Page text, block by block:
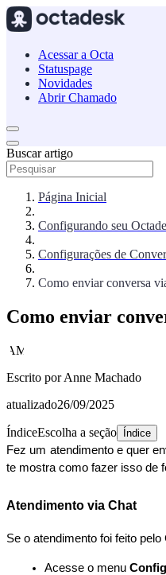
Acessar a Octa
Statuspage
Novidades
Abrir Chamado
Buscar artigo
Página Inicial
Configurando seu
Configurações de
Como enviar conversa
Como enviar
AM
Escrito porAnne Machado
atualizado26/09/2025
ÍndiceEscolha a seção Índice
Fez um atendimento e quer
te mostra como fazer isso de
Atendimento via Chat
Se o atendimento foi feito
Acesse o menu